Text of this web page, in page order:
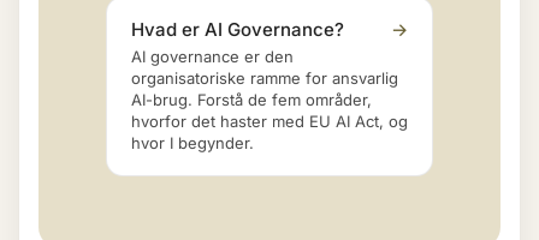
Hvad er AI Governance? →
AI governance er den
organisatoriske ramme for ansvarlig
AI-brug. Forstå de fem områder,
hvorfor det haster med EU AI Act, og
hvor I begynder.